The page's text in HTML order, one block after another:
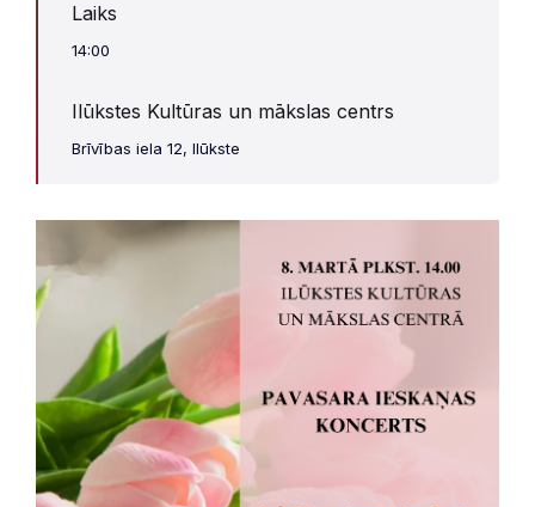
Laiks
14:00
Ilūkstes Kultūras un mākslas centrs
Brīvības iela 12, Ilūkste